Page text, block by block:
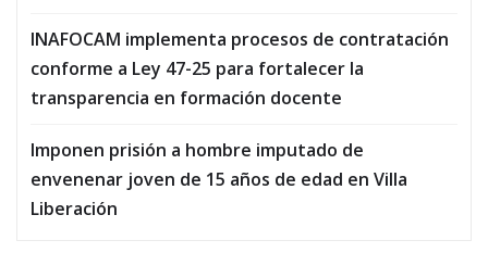
INAFOCAM implementa procesos de contratación
conforme a Ley 47-25 para fortalecer la
transparencia en formación docente
Imponen prisión a hombre imputado de
envenenar joven de 15 años de edad en Villa
Liberación